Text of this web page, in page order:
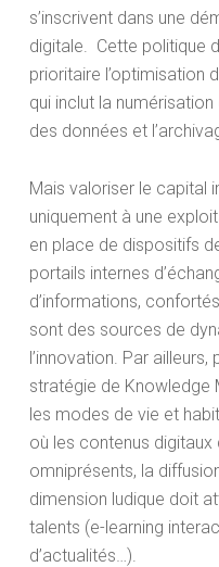
s’inscrivent dans une
digitale. Cette politique
prioritaire l’optimisation
qui inclut la
des données et
Mais valoriser le capital
uniquement à une
en place de dispositifs
portails internes
d’informations,
sont des sources de
l’innovation. Par
stratégie de Knowledge
les modes de vie et
où les contenus
omniprésents, la
dimension ludique doit
talents (e-learning
d’actualités…).